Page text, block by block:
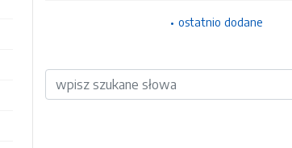
ostatnio dodane
Wyszukiwarka